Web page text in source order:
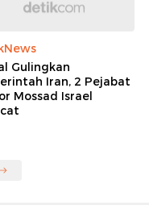
Gulingkan
Iran, 2 Pejabat
Mossad Israel